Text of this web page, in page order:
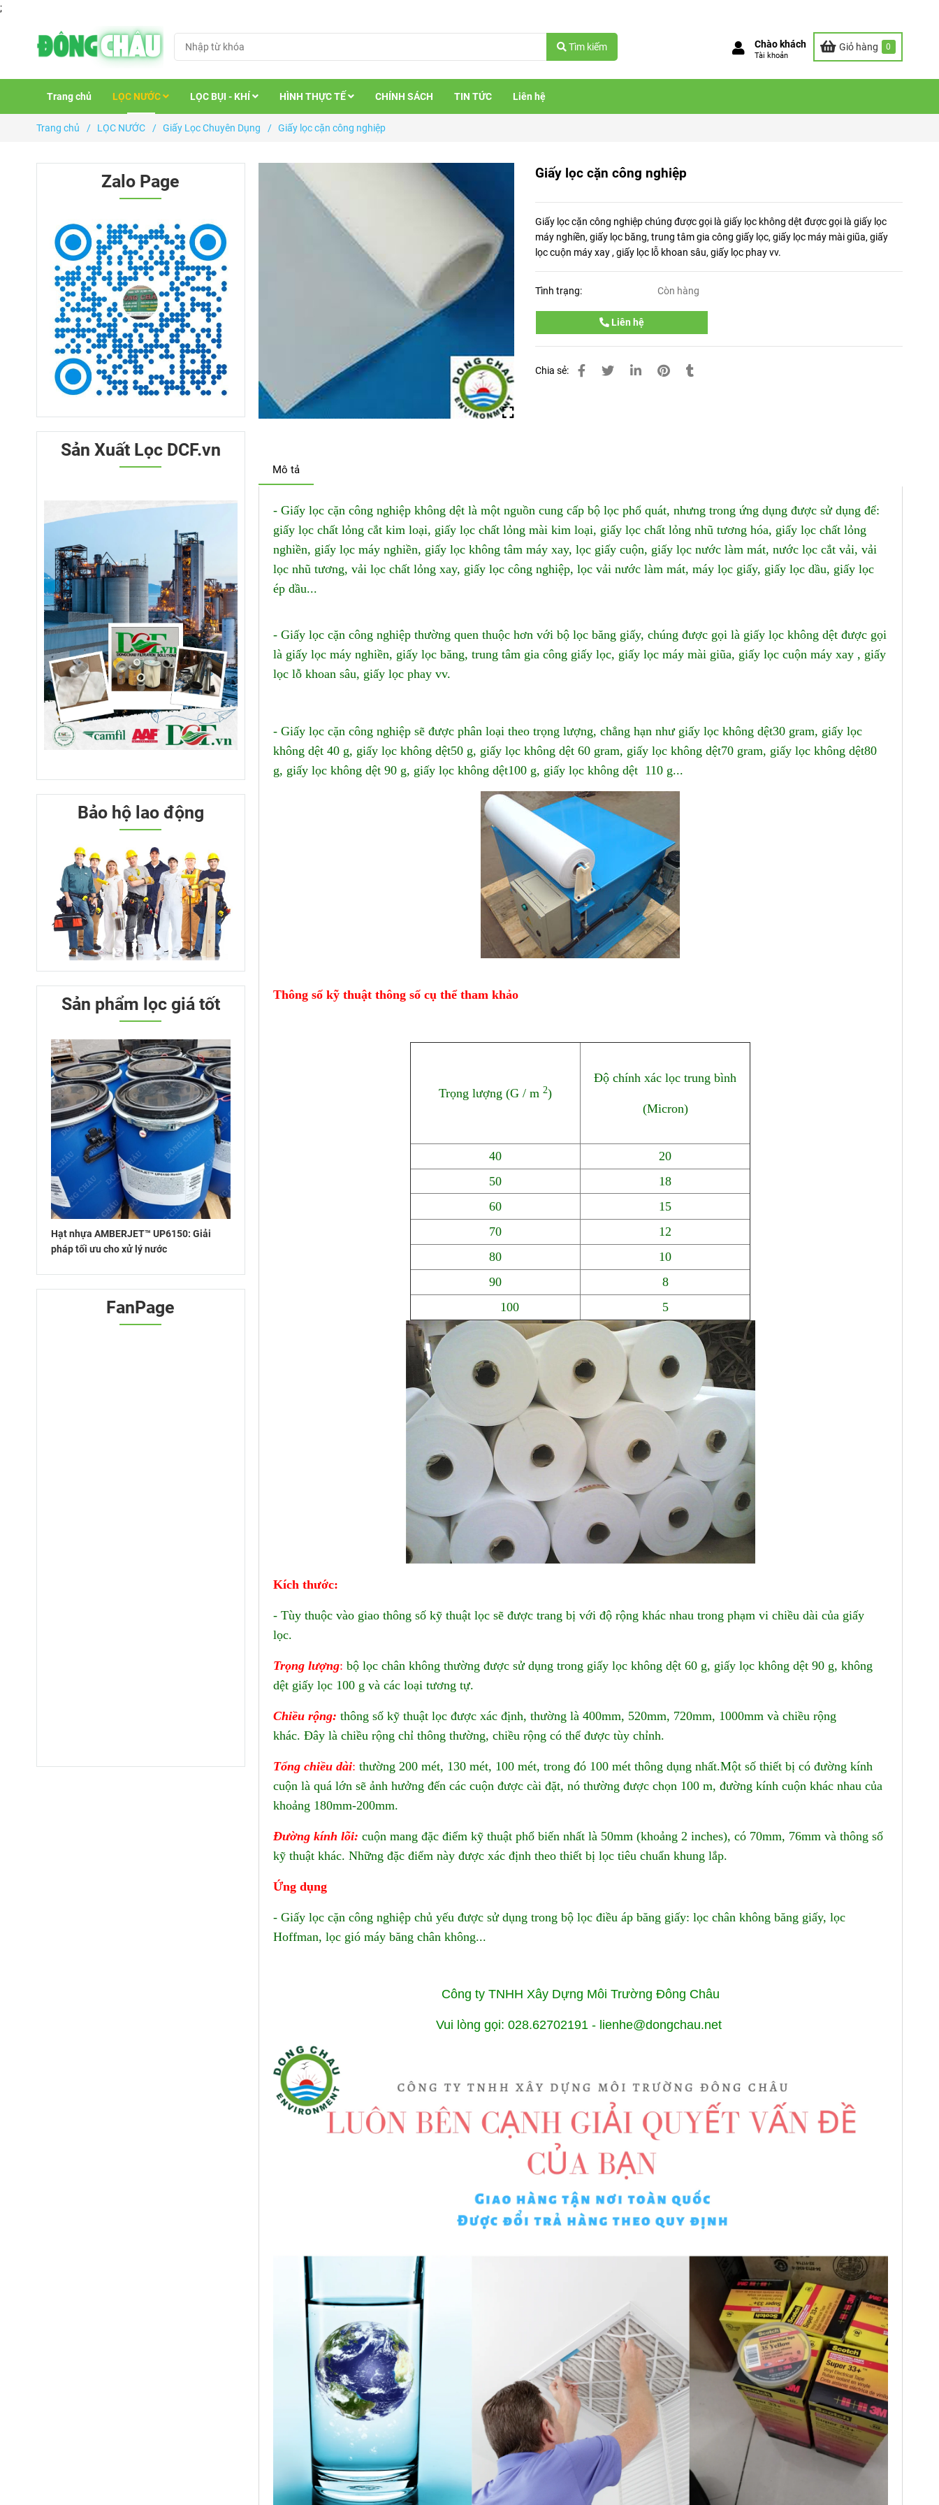
;
Tìm kiếm Chào khách
Tài khoản
Giỏ hàng 0
Trang chủ LỌC NƯỚC LỌC BỤI - KHÍ HÌNH THỰC TẾ CHÍNH SÁCH TIN TỨC Liên hệ
Trang chủ / LỌC NƯỚC / Giấy Lọc Chuyên Dụng / Giấy lọc cặn công nghiệp
Giấy lọc cặn công nghiệp
Giấy lọc cặn công nghiệp chúng được gọi là giấy lọc không dệt được gọi là giấy lọc
máy nghiền, giấy lọc băng, trung tâm gia công giấy lọc, giấy lọc máy mài giũa, giấy
lọc cuộn máy xay , giấy lọc lỗ khoan sâu, giấy lọc phay vv.
Tình trạng: Còn hàng
Liên hệ
Chia sẻ:
Mô tả
- Giấy lọc cặn công nghiệp không dệt là một nguồn cung cấp bộ lọc phổ quát, nhưng trong ứng dụng được sử dụng để:
giấy lọc chất lỏng cắt kim loại, giấy lọc chất lỏng mài kim loại, giấy lọc chất lỏng nhũ tương hóa, giấy lọc chất lỏng
nghiền, giấy lọc máy nghiền, giấy lọc không tâm máy xay, lọc giấy cuộn, giấy lọc nước làm mát, nước lọc cắt vải, vải
lọc nhũ tương, vải lọc chất lỏng xay, giấy lọc công nghiệp, lọc vải nước làm mát, máy lọc giấy, giấy lọc dầu, giấy lọc
ép dầu...
- Giấy lọc cặn công nghiệp thường quen thuộc hơn với bộ lọc băng giấy, chúng được gọi là giấy lọc không dệt được gọi
là giấy lọc máy nghiền, giấy lọc băng, trung tâm gia công giấy lọc, giấy lọc máy mài giũa, giấy lọc cuộn máy xay , giấy
lọc lỗ khoan sâu, giấy lọc phay vv.
- Giấy lọc cặn công nghiệp sẽ được phân loại theo trọng lượng, chẳng hạn như giấy lọc không dệt30 gram, giấy lọc
không dệt 40 g, giấy lọc không dệt50 g, giấy lọc không dệt 60 gram, giấy lọc không dệt70 gram, giấy lọc không dệt80
g, giấy lọc không dệt 90 g, giấy lọc không dệt100 g, giấy lọc không dệt 110 g...
Thông số kỹ thuật thông số cụ thể tham khảo
Trọng lượng (G / m2)
Độ chính xác lọc trung bình
(Micron)
40
20
50
18
60
15
70
12
80
10
90
8
100
5
Kích thước:
- Tùy thuộc vào giao thông số kỹ thuật lọc sẽ được trang bị với độ rộng khác nhau trong phạm vi chiều dài của giấy
lọc.
Trọng lượng: bộ lọc chân không thường được sử dụng trong giấy lọc không dệt 60 g, giấy lọc không dệt 90 g, không
dệt giấy lọc 100 g và các loại tương tự.
Chiều rộng: thông số kỹ thuật lọc được xác định, thường là 400mm, 520mm, 720mm, 1000mm và chiều rộng
khác. Đây là chiều rộng chỉ thông thường, chiều rộng có thể được tùy chỉnh.
Tổng chiều dài: thường 200 mét, 130 mét, 100 mét, trong đó 100 mét thông dụng nhất.Một số thiết bị có đường kính
cuộn là quá lớn sẽ ảnh hưởng đến các cuộn được cài đặt, nó thường được chọn 100 m, đường kính cuộn khác nhau của
khoảng 180mm-200mm.
Đường kính lõi: cuộn mang đặc điểm kỹ thuật phổ biến nhất là 50mm (khoảng 2 inches), có 70mm, 76mm và thông số
kỹ thuật khác. Những đặc điểm này được xác định theo thiết bị lọc tiêu chuẩn khung lắp.
Ứng dụng
- Giấy lọc cặn công nghiệp chủ yếu được sử dụng trong bộ lọc điều áp băng giấy: lọc chân không băng giấy, lọc
Hoffman, lọc gió máy băng chân không...
Công ty TNHH Xây Dựng Môi Trường Đông Châu
Vui lòng gọi: 028.62702191 - lienhe@dongchau.net
Zalo Page
Sản Xuất Lọc DCF.vn
Bảo hộ lao động
Sản phẩm lọc giá tốt
Hạt nhựa AMBERJET™ UP6150: Giải
pháp tối ưu cho xử lý nước
FanPage